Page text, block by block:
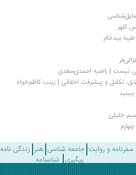
کلهر
بیدخام
نیست | راضیه احمدی‌سعدی
تکامل و پیشرفت اخلاقی | زینب کاظم‌خواه
خلیلی
سفرنامه و روایت جامعه شناسی هنر زندگی نامه
پیگیری شناسنامه